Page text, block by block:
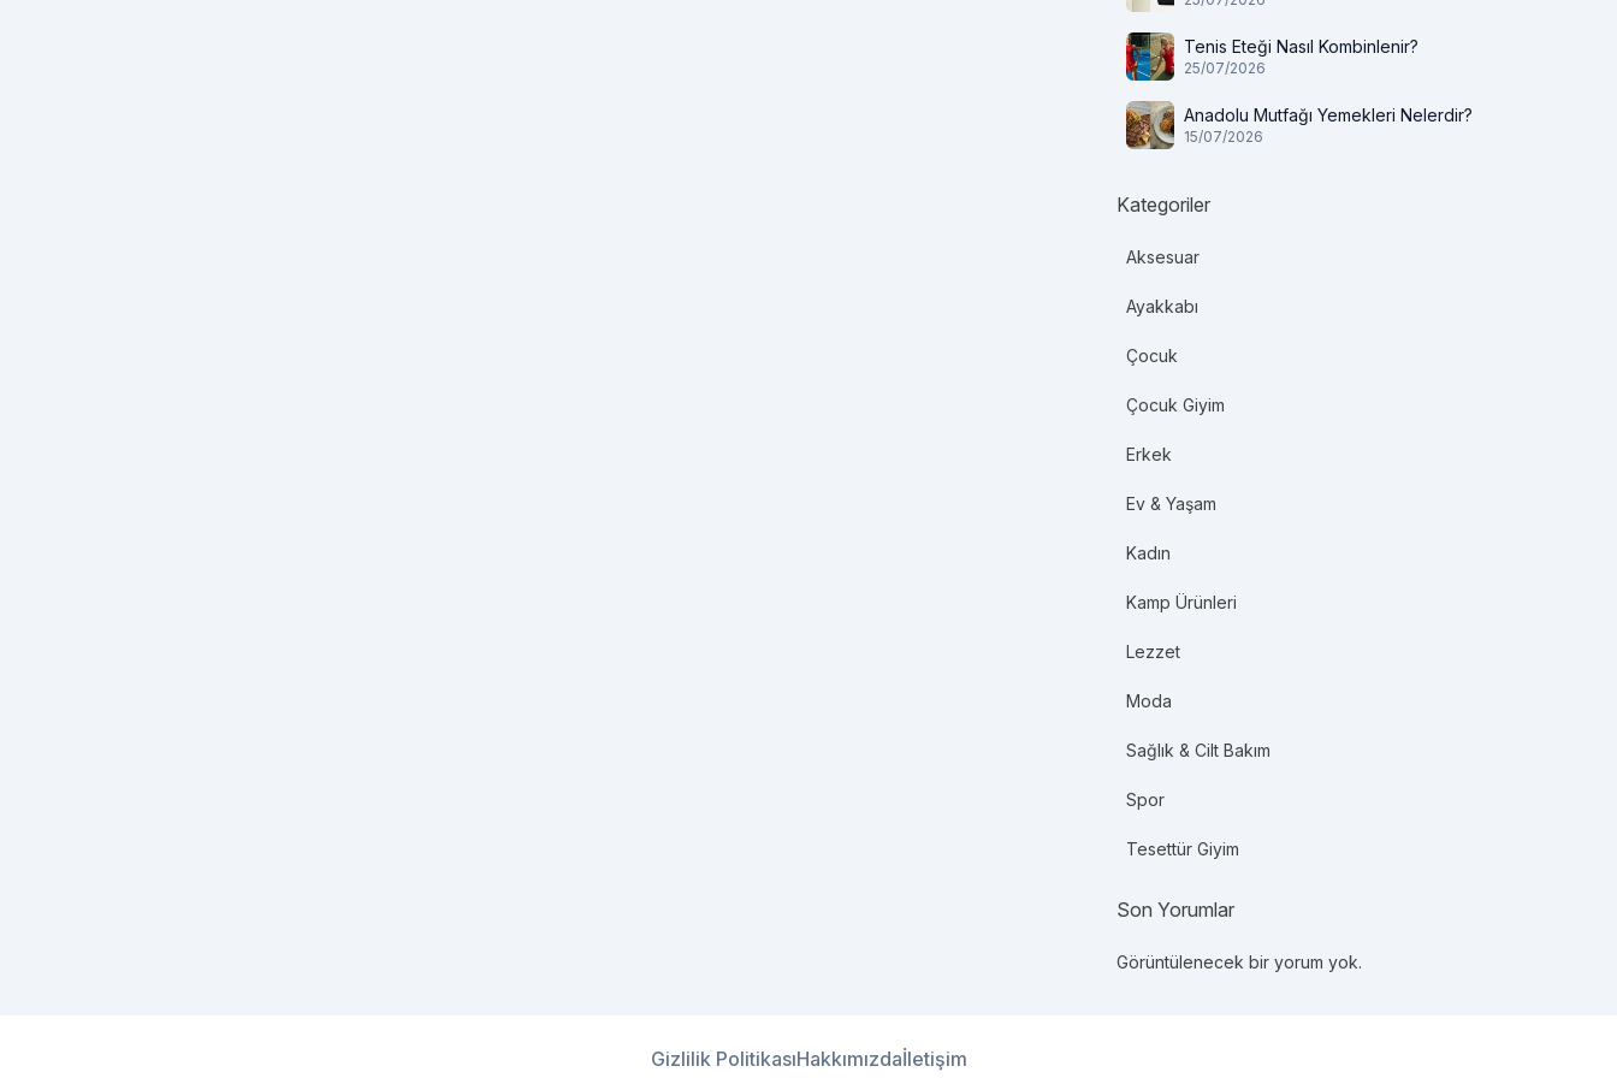
Tenis Eteği Nasıl Kombinlenir?
25/07/2026
Anadolu Mutfağı Yemekleri Nelerdir?
15/07/2026
Kategoriler
Aksesuar
Ayakkabı
Çocuk
Çocuk Giyim
Erkek
Ev & Yaşam
Kadın
Kamp Ürünleri
Lezzet
Moda
Sağlık & Cilt Bakım
Spor
Tesettür Giyim
Son Yorumlar
Görüntülenecek bir yorum yok.
Gizlilik PolitikasıHakkımızdaİletişim